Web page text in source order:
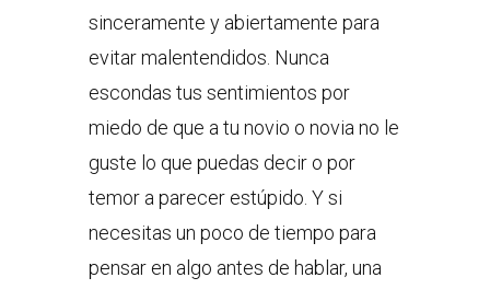
sinceramente y abiertamente para
evitar malentendidos. Nunca
escondas tus sentimientos por
miedo de que a tu novio o novia no le
guste lo que puedas decir o por
temor a parecer estúpido. Y si
necesitas un poco de tiempo para
pensar en algo antes de hablar, una